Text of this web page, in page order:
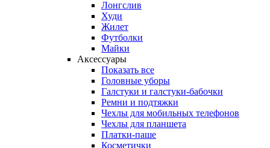
Лонгслив
Худи
Жилет
Футболки
Майки
Аксессуары
Показать все
Головные уборы
Галстуки и галстуки-бабочки
Ремни и подтяжки
Чехлы для мобильных телефонов
Чехлы для планшета
Платки-паше
Косметички